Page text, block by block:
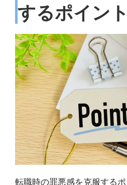
するポイント
転職時の罪悪感を克服する